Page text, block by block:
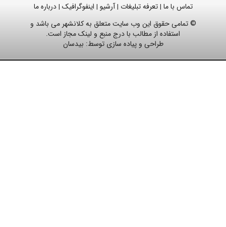
تماس با ما |تعرفه تبلیغات |آرشیو | اینفوگرافیک |درباره ما
© تمامی حقوق این وب سایت متعلق به کلانشهر می باشد و
استفاده از مطالب با درج منبع و لینک مجاز است.
طراحی و پیاده سازی توسط: بیدسان